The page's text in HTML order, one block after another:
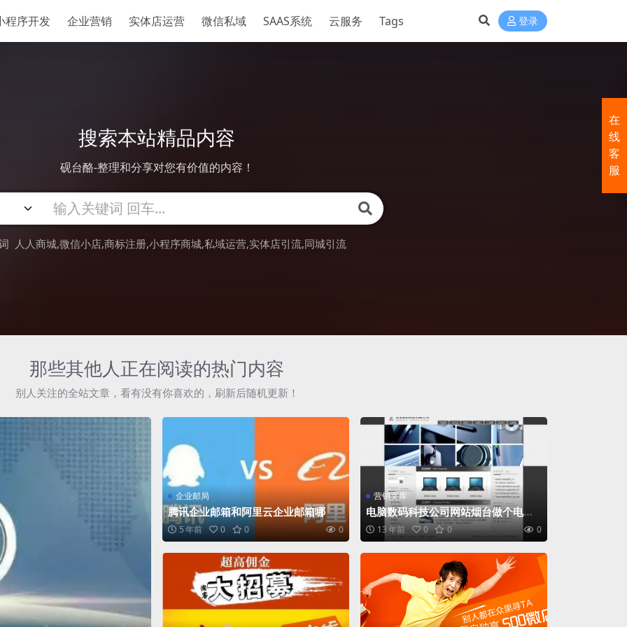
程序开发 企业营销 实体店运营 微信私域 SAAS系统 云服务 Tags 登录
搜索本站精品内容
砚台酪-整理和分享对您有价值的内容！
人人商城 微信小店 商标注册 小程序商城 私域运营 实体店引流 同城引流
那些其他人正在阅读的热门内容
别人关注的全站文章，看有没有你喜欢的，刷新后随机更新！
企业邮局
腾讯企业邮箱和阿里云企业邮箱哪个
好呢？
5 年前 0 0 0
营销文库
电脑数码科技公司网站烟台做个电脑
数码企业网站模板No.4319
13 年前 0 0 0
在
线
客
服